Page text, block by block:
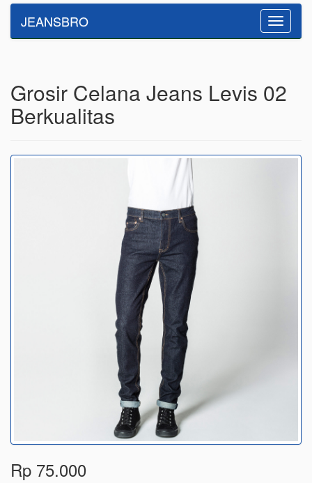
Toggle
JEANSBRO
Grosir Celana Jeans Levis 02
Berkualitas
Rp 75.000